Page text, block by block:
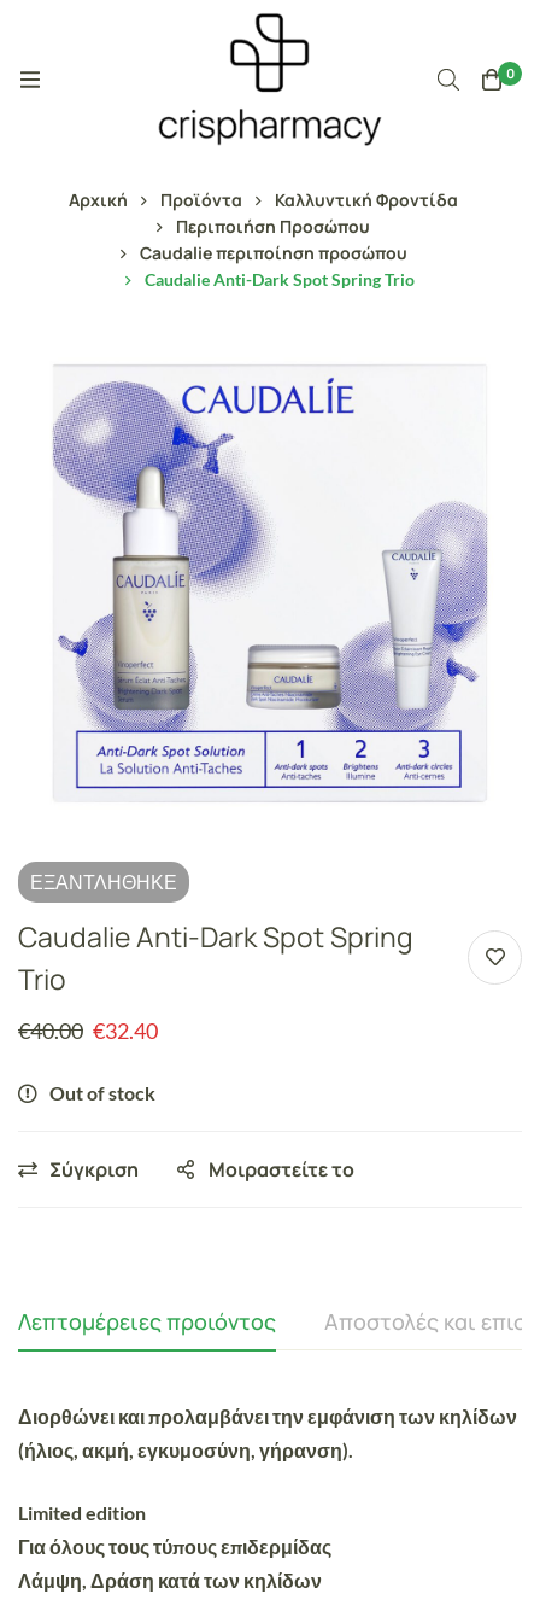
0
Αρχική Προϊόντα
Καλλυντική Φροντίδα
Περιποιήση Προσώπου
Caudalie περιποίηση προσώπου
Caudalie Anti-Dark Spot Spring Trio
ΕΞΑΝΤΛΉΘΗΚΕ
Caudalie Anti-Dark Spot Spring
Trio
€40.00 €32.40
Out of stock
Σύγκριση Μοιραστείτε το
Λεπτομέρειες προιόντος Αποστολές και
Διορθώνει και προλαμβάνει την εμφάνιση των κηλίδων
(ήλιος, ακμή, εγκυμοσύνη, γήρανση).
Limited edition
Για όλους τους τύπους επιδερμίδας
Λάμψη, Δράση κατά των κηλίδων